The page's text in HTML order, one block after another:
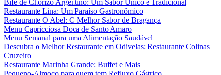
Bife de Chorizo Argentino: Um Sabor Único e Tradicional
Restaurante Lina: Um Paraíso Gastronômico
Restaurante O Abel: O Melhor Sabor de Bragança
Menu Capricciosa Doca de Santo Amaro
Menu Semanal para uma Alimentação Saudável
Descubra o Melhor Restaurante em Odivelas: Restaurante Colinas
Cruzeiro
Restaurante Marinha Grande: Buffet e Mais
Pequeno-Almoço para quem tem Refluxo Gástrico